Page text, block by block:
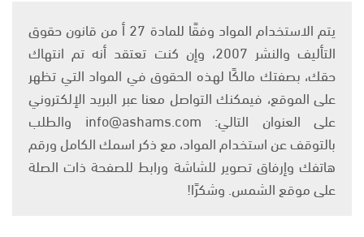
يتم الاستخدام المواد وفقًا للمادة 27 أ من قانون حقوق
التأليف والنشر 2007، وإن كنت تعتقد أنه تم انتهاك
حقك، بصفتك مالكًا لهذه الحقوق في المواد التي تظهر
على الموقع، فيمكنك التواصل معنا عبر البريد الإلكتروني
على العنوان التالي: info@ashams.com والطلب
بالتوقف عن استخدام المواد، مع ذكر اسمك الكامل ورقم
هاتفك وإرفاق تصوير للشاشة ورابط للصفحة ذات الصلة
على موقع الشمس. وشكرًا!